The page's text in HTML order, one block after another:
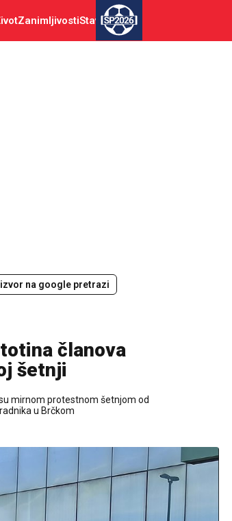
ZanimljivostiStav SP2026
na google pretrazi
članova
šetnji
mirnom protestnom šetnjom od
u Brčkom